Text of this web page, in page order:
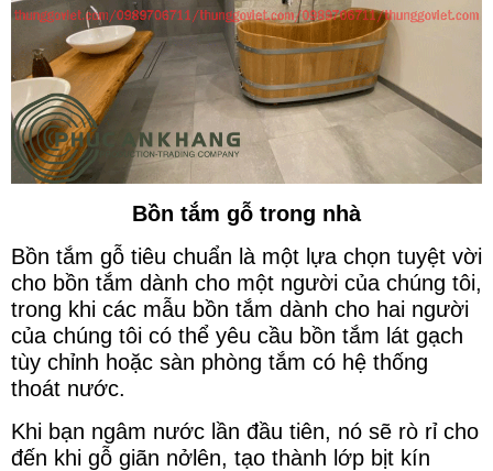
Bồn tắm gỗ trong nhà
Bồn tắm gỗ tiêu chuẩn là một lựa chọn tuyệt vời
cho bồn tắm dành cho một người của chúng tôi,
trong khi các mẫu bồn tắm dành cho hai người
của chúng tôi có thể yêu cầu bồn tắm lát gạch
tùy chỉnh hoặc sàn phòng tắm có hệ thống
thoát nước.
Khi bạn ngâm nước lần đầu tiên, nó sẽ rò rỉ cho
đến khi gỗ giãn nởlên, tạo thành lớp bịt kín